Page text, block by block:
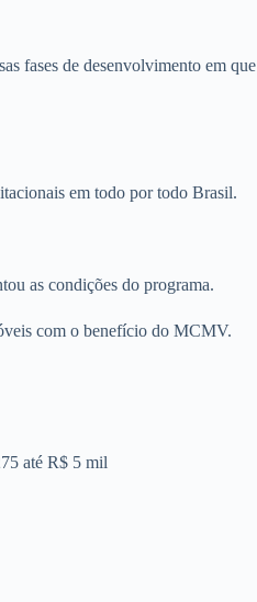
fases de desenvolvimento em
em todo por todo Brasil.
as condições do programa.
com o benefício do MCMV.
até R$ 5 mil